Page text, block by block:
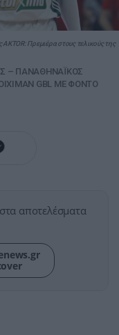
Πρεμιέρα στους τελικούς της
– ΠΑΝΑΘΗΝΑΪΚΟΣ
GBL ΜΕ ΦΟΝΤΟ
αποτελέσματα